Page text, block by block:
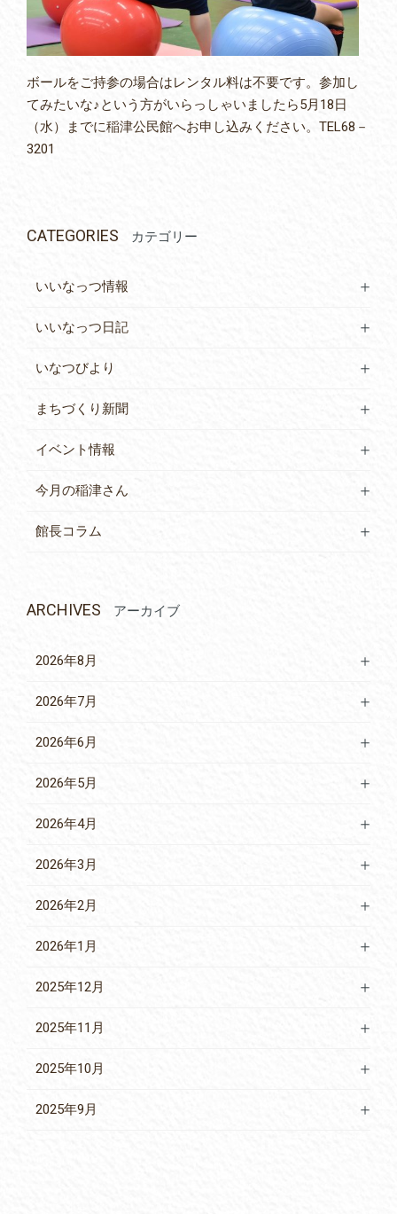
ボールをご持参の場合はレンタル料は不要です。参加し
てみたいな♪という方がいらっしゃいましたら5月18日
（水）までに稲津公民館へお申し込みください。TEL68－
3201
CATEGORIES カテゴリー
いいなっつ情報
いいなっつ日記
いなつびより
まちづくり新聞
イベント情報
今月の稲津さん
館長コラム
ARCHIVES アーカイブ
2026年8月
2026年7月
2026年6月
2026年5月
2026年4月
2026年3月
2026年2月
2026年1月
2025年12月
2025年11月
2025年10月
2025年9月